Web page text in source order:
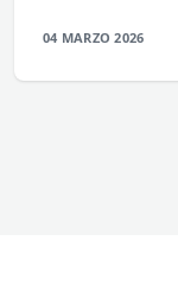
04 MARZO 2026